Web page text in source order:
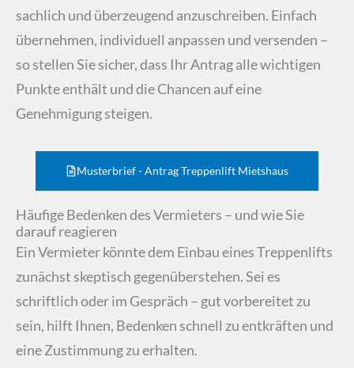
sachlich und überzeugend anzuschreiben. Einfach
übernehmen, individuell anpassen und versenden –
so stellen Sie sicher, dass Ihr Antrag alle wichtigen
Punkte enthält und die Chancen auf eine
Genehmigung steigen.
Musterbrief - Antrag Treppenlift Mietshaus
Häufige Bedenken des Vermieters – und wie Sie
darauf reagieren
Ein Vermieter könnte dem Einbau eines Treppenlifts
zunächst skeptisch gegenüberstehen. Sei es
schriftlich oder im Gespräch – gut vorbereitet zu
sein, hilft Ihnen, Bedenken schnell zu entkräften und
eine Zustimmung zu erhalten.